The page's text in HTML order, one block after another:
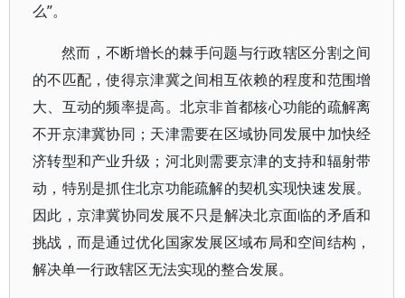
么”。
然而，不断增长的棘手问题与行政辖区分割之间
的不匹配，使得京津冀之间相互依赖的程度和范围增
大、互动的频率提高。北京非首都核心功能的疏解离
不开京津冀协同；天津需要在区域协同发展中加快经
济转型和产业升级；河北则需要京津的支持和辐射带
动，特别是抓住北京功能疏解的契机实现快速发展。
因此，京津冀协同发展不只是解决北京面临的矛盾和
挑战，而是通过优化国家发展区域布局和空间结构，
解决单一行政辖区无法实现的整合发展。